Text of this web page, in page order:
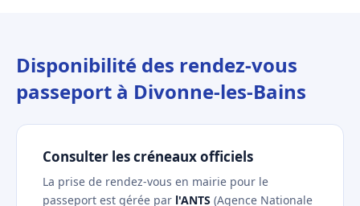
Disponibilité des rendez-vous
passeport à Divonne-les-Bains
Consulter les créneaux officiels
La prise de rendez-vous en mairie pour le
passeport est gérée par l'ANTS (Agence Nationale